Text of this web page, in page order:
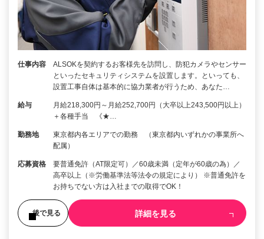
仕事内容
ALSOKを契約するお客様先を訪問し、防犯カメラやセンサー
といったセキュリティシステムを設置します。といっても、
設置工事自体は基本的に協力業者が行うため、あなた…
給与
月給218,300円～月給252,700円（大卒以上243,500円以上）
＋各種手当 《★…
勤務地
東京都内各エリアでの勤務 （東京都内いずれかの事業所へ
配属）
応募資格
要普通免許（AT限定可）／60歳未満（定年が60歳の為）／
高卒以上（※労働基準法等法令の規定により） ※普通免許を
お持ちでない方は入社までの取得でOK！
後で見る 詳細を見る